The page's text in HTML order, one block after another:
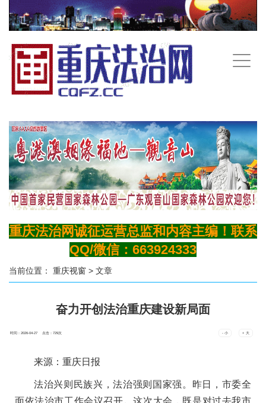
手
机
重庆法治网诚征运营总监和内容主编！联系
QQ/微信：663924333
当前位置： 重庆视窗 > 文章
奋力开创法治重庆建设新局面
时间：2026-04-27 点击：729次 - 小 + 大
来源：重庆日报
法治兴则民族兴，法治强则国家强。昨日，市委全